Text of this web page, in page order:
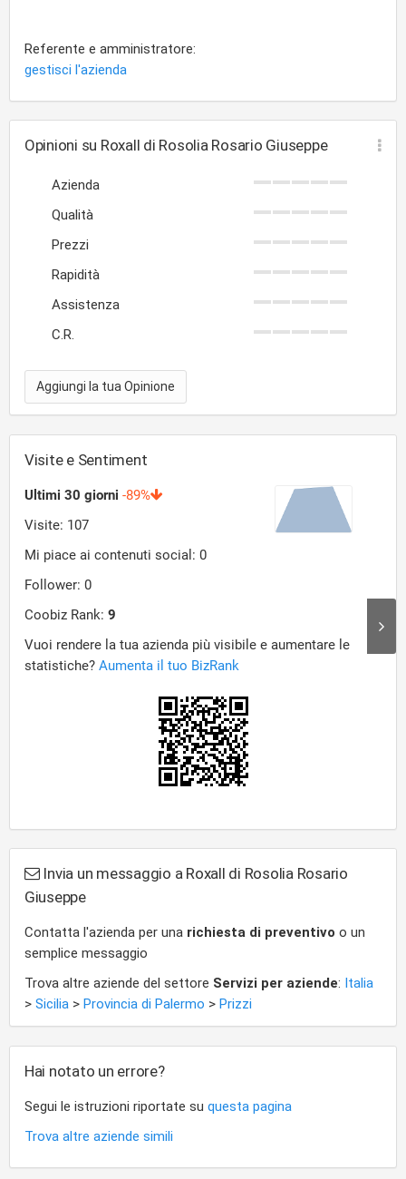
Referente e amministratore:
gestisci l'azienda
Opinioni su Roxall di Rosolia Rosario Giuseppe
Azienda
Qualità
Prezzi
Rapidità
Assistenza
C.R.
Aggiungi la tua Opinione
Visite e Sentiment
Invia un messaggio a Roxall di Rosolia Rosario
Giuseppe
Contatta l'azienda per una richiesta di preventivo o un
semplice messaggio
Trova altre aziende del settore Servizi per aziende: Italia
> Sicilia > Provincia di Palermo > Prizzi
Hai notato un errore?
Segui le istruzioni riportate su questa pagina
Trova altre aziende simili